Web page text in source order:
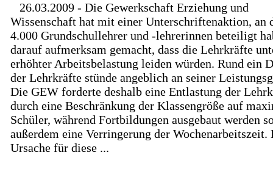
26.03.2009 - Die Gewerkschaft Erziehung und
Wissenschaft hat mit einer Unterschriftenaktion, an
4.000 Grundschullehrer und -lehrerinnen beteiligt
darauf aufmerksam gemacht, dass die Lehrkräfte
erhöhter Arbeitsbelastung leiden würden. Rund ein
der Lehrkräfte stünde angeblich an seiner
Die GEW forderte deshalb eine Entlastung der
durch eine Beschränkung der Klassengröße auf
Schüler, während Fortbildungen ausgebaut werden
außerdem eine Verringerung der Wochenarbeitszeit.
Ursache für diese ...